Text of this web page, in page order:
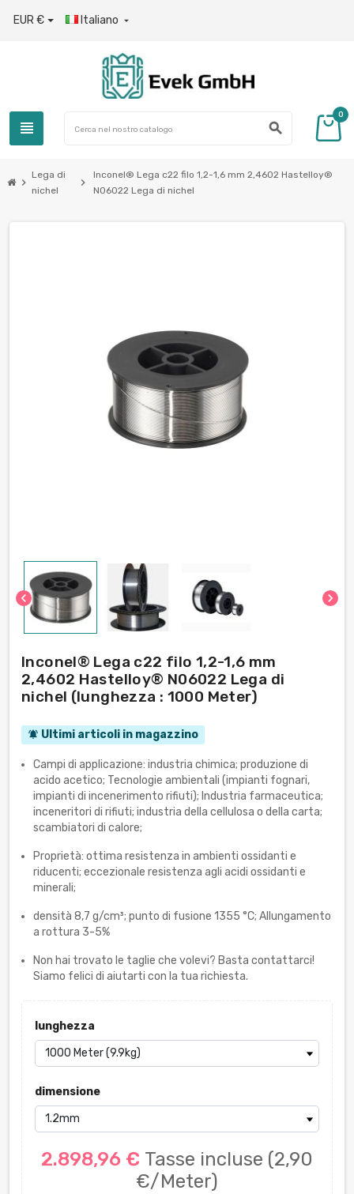
EUR € Italiano 
view_headline search
0
chevron_right
Lega di
nichel
chevron_right
Inconel® Lega c22 filo 1,2-1,6 mm 2,4602 Hastelloy®
N06022 Lega di nichel
chevron_left chevron_right
Inconel® Lega c22 filo 1,2-1,6 mm
2,4602 Hastelloy® N06022 Lega di
nichel (lunghezza : 1000 Meter)
notifications_active Ultimi articoli in magazzino
Campi di applicazione: industria chimica; produzione di
acido acetico; Tecnologie ambientali (impianti fognari,
impianti di incenerimento rifiuti); Industria farmaceutica;
inceneritori di rifiuti; industria della cellulosa o della carta;
scambiatori di calore;
Proprietà: ottima resistenza in ambienti ossidanti e
riducenti; eccezionale resistenza agli acidi ossidanti e
minerali;
densità 8,7 g/cm³; punto di fusione 1355 °C; Allungamento
a rottura 3-5%
Non hai trovato le taglie che volevi? Basta contattarci!
Siamo felici di aiutarti con la tua richiesta.
lunghezza
dimensione
2.898,96 € Tasse incluse (2,90
€/Meter)